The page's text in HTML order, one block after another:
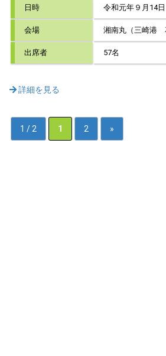
日時 令和元年９月14
会場 湘南丸（三崎港
出席者 57名
詳細を見る
1 / 2 1 2 »